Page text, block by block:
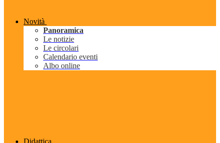
Novità
Panoramica
Le notizie
Le circolari
Calendario eventi
Albo online